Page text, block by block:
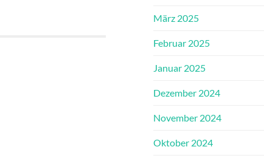
März 2025
Februar 2025
Januar 2025
Dezember 2024
November 2024
Oktober 2024